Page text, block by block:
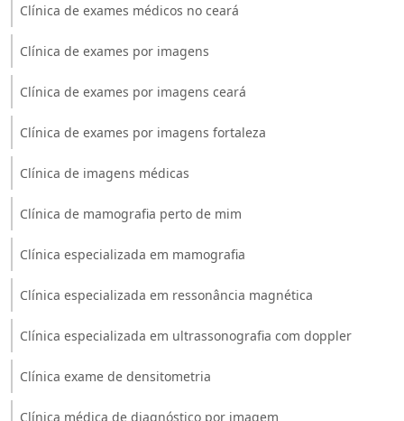
Clínica de exames médicos no ceará
Clínica de exames por imagens
Clínica de exames por imagens ceará
Clínica de exames por imagens fortaleza
Clínica de imagens médicas
Clínica de mamografia perto de mim
Clínica especializada em mamografia
Clínica especializada em ressonância magnética
Clínica especializada em ultrassonografia com doppler
Clínica exame de densitometria
Clínica médica de diagnóstico por imagem